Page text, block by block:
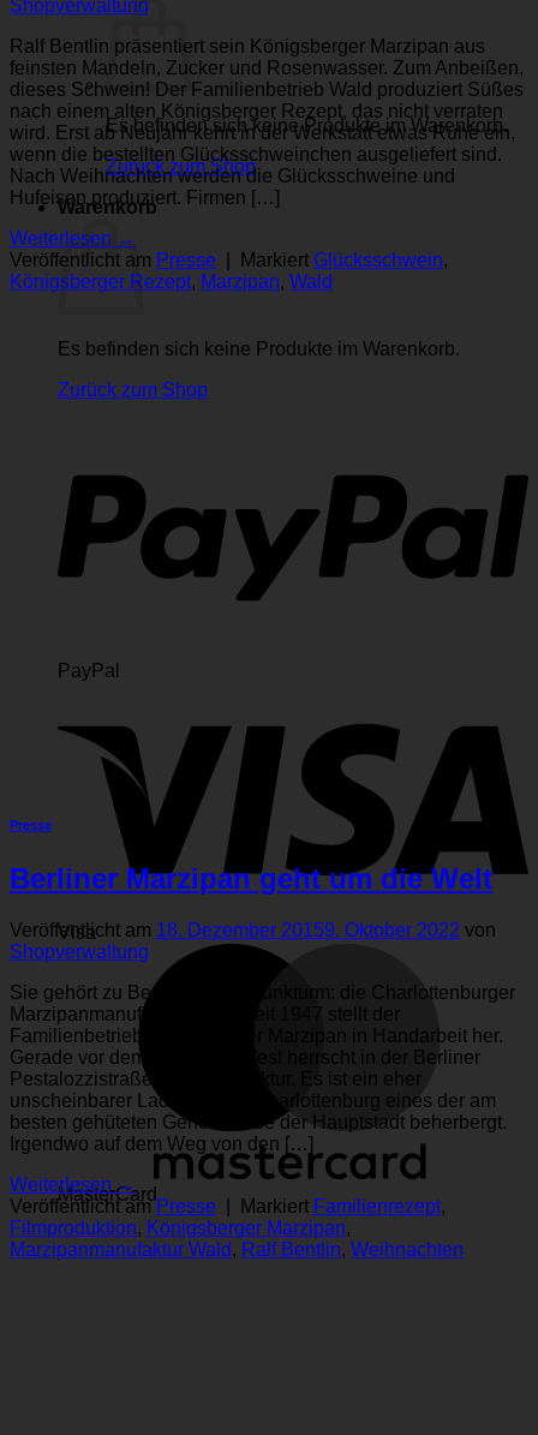
Es befinden sich keine Produkte im Warenkorb.
Zurück zum Shop
Warenkorb
Es befinden sich keine Produkte im Warenkorb.
Zurück zum Shop
PayPal
Visa
MasterCard
Shopverwaltung
Ralf Bentlin präsentiert sein Königsberger Marzipan aus
feinsten Mandeln, Zucker und Rosenwasser. Zum Anbeißen,
dieses Schwein! Der Familienbetrieb Wald produziert Süßes
nach einem alten Königsberger Rezept, das nicht verraten
wird. Erst ab Neujahr kehrt in der Werkstatt etwas Ruhe ein,
wenn die bestellten Glücksschweinchen ausgeliefert sind.
Nach Weihnachten werden die Glücksschweine und
Hufeisen produziert. Firmen […]
Weiterlesen →
Veröffentlicht am Presse Markiert Glücksschwein,
Königsberger Rezept, Marzipan, Wald
Presse
Berliner Marzipan geht um die Welt
Veröffentlicht am 18. Dezember 20159. Oktober 2022 von
Shopverwaltung
Sie gehört zu Berlin wie der Funkturm: die Charlottenburger
Marzipanmanufaktur Wald. Seit 1947 stellt der
Familienbetrieb Königsberger Marzipan in Handarbeit her.
Gerade vor dem Weihnachts­fest herrscht in der Berliner
Pestalozzistraße Hochkonjunktur. Es ist ein eher
unscheinbarer Laden, der in Charlottenburg eines der am
besten gehüteten Geheimnisse der Hauptstadt beherbergt.
Irgendwo auf dem Weg von den […]
Weiterlesen →
Veröffentlicht amPresse Markiert Familienrezept,
Filmproduktion, Königsberger Marzipan,
Marzipanmanufaktur Wald, Ralf Bentlin, Weihnachten